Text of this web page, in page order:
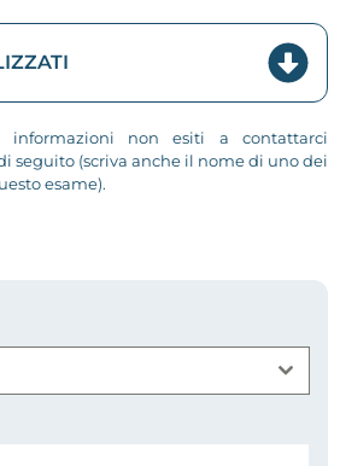
informazioni non esiti a contattarci
seguito (scriva anche il nome di uno dei
esame).